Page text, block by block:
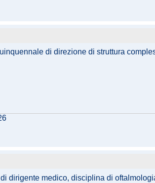
di direzione di struttura
dirigente medico, disciplina di